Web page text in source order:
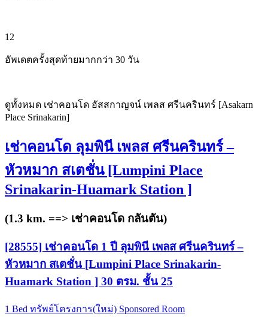
12
อัพเดตครั้งสุดท้ายมากกว่า 30 วัน
ดูทั้งหมด เช่าคอนโด อัสสกาญจน์ เพลส ศรีนครินทร์ [Asakarn
Place Srinakarin]
เช่าคอนโด ลุมพินี เพลส ศรีนครินทร์ –
หัวหมาก สเตชั่น [Lumpini Place
Srinakarin-Huamark Station ]
(1.3 km. ==> เช่าคอนโด กลันตัน)
[28555] เช่าคอนโด 1 ปี ลุมพินี เพลส ศรีนครินทร์ –
หัวหมาก สเตชั่น [Lumpini Place Srinakarin-
Huamark Station ] 30 ตรม. ชั้น 25
1 Bed ทรัพย์โครงการ(ใหม่) Sponsored Room